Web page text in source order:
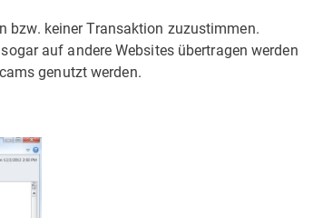
bzw. keiner Transaktion zuzustimmen.
auf andere Websites übertragen werden
genutzt werden.